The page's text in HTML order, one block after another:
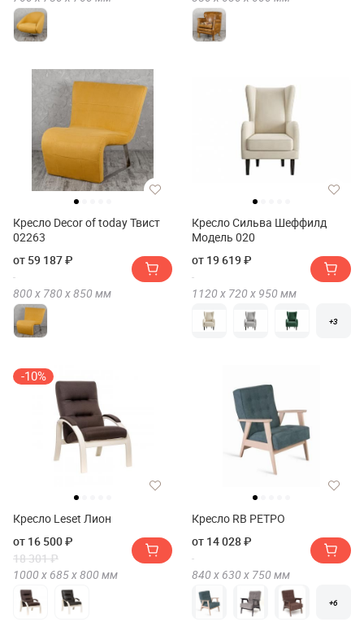
Кресло Decor of today Твист
02263
от 59 187 ₽
800 х 780 х850 мм
Кресло Сильва Шеффилд
Модель 020
от 19 619 ₽
1120 х 720 х 950 мм
+3
-10%
Кресло Leset Лион
от 16 500 ₽
18 301 ₽
1000 х 685 х800 мм
Кресло RB РЕТРО
от 14 028 ₽
840 х 630 х 750 мм
+6